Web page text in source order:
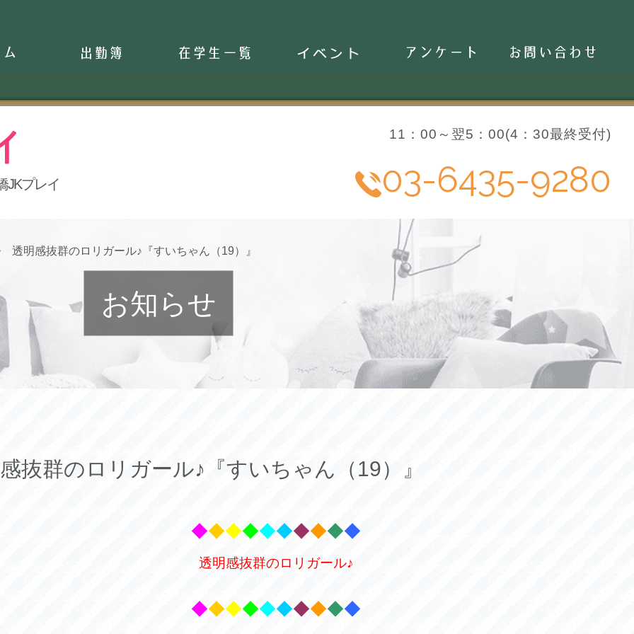
アンケート お問い合わせ
JKプレイ
11：00～翌5：00(4：30最終受付)
03-6435-9280
透明感抜群のロリガール♪『すいちゃん（19）』
お知らせ
抜群のロリガール♪『すいちゃん（19）』
◆◆◆◆◆◆◆◆◆◆
透明感抜群のロリガール♪
◆◆◆◆◆◆◆◆◆◆